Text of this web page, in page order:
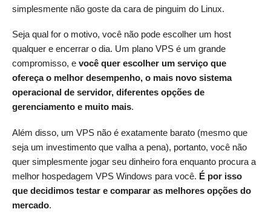
simplesmente não goste da cara de pinguim do Linux.
Seja qual for o motivo, você não pode escolher um host
qualquer e encerrar o dia. Um plano VPS é um grande
compromisso, e você quer escolher um serviço que
ofereça o melhor desempenho, o mais novo sistema
operacional de servidor, diferentes opções de
gerenciamento e muito mais.
Além disso, um VPS não é exatamente barato (mesmo que
seja um investimento que valha a pena), portanto, você não
quer simplesmente jogar seu dinheiro fora enquanto procura a
melhor hospedagem VPS Windows para você. É por isso
que decidimos testar e comparar as melhores opções do
mercado.